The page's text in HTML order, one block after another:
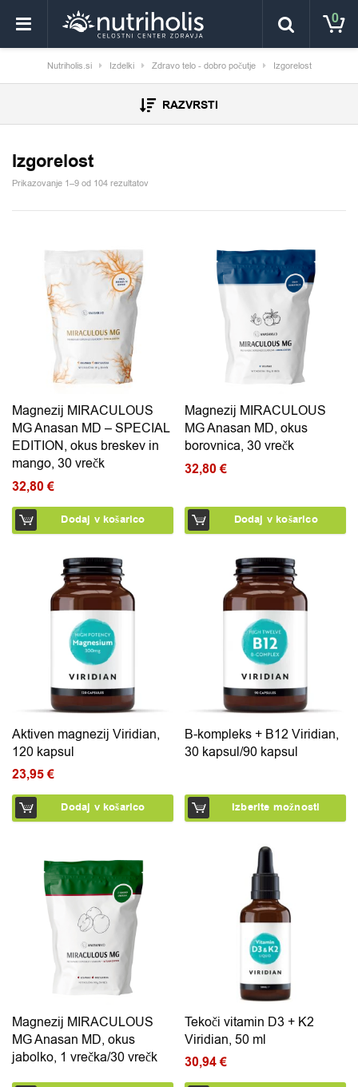
0
Nutriholis.si Izdelki Zdravo telo - dobro počutje Izgorelost
RAZVRSTI
Izgorelost
Prikazovanje 1–9 od 104 rezultatov
Magnezij MIRACULOUS
MG Anasan MD – SPECIAL
EDITION, okus breskev in
mango, 30 vrečk
32,80€
Dodaj v košarico
Magnezij MIRACULOUS
MG Anasan MD, okus
borovnica, 30 vrečk
32,80€
Dodaj v košarico
Aktiven magnezij Viridian,
120 kapsul
23,95€
Dodaj v košarico
B-kompleks + B12 Viridian,
30 kapsul/90 kapsul
Izberite možnosti
Ta izdelek ima več
Magnezij MIRACULOUS
MG Anasan MD, okus
jabolko, 1 vrečka/30 vrečk
Ta izdelek ima več različic. Možnosti lahko izberete
Tekoči vitamin D3 + K2
Viridian, 50 ml
30,94€